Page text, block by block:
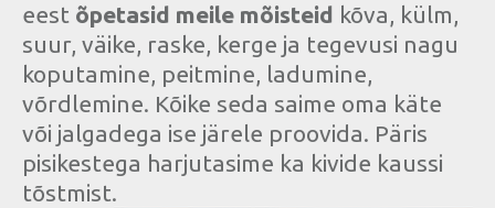
eest õpetasid meile mõisteid kõva, külm,
suur, väike, raske, kerge ja tegevusi nagu
koputamine, peitmine, ladumine,
võrdlemine. Kõike seda saime oma käte
või jalgadega ise järele proovida. Päris
pisikestega harjutasime ka kivide kaussi
tõstmist.